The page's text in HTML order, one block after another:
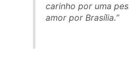
carinho por uma
amor por Brasília.”